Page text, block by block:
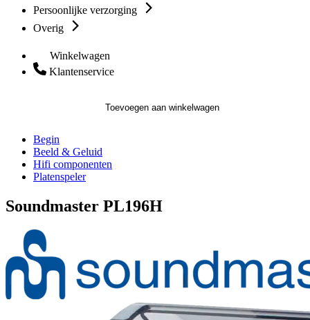
Persoonlijke verzorging
Overig
Winkelwagen
Klantenservice
Toevoegen aan winkelwagen
Begin
Beeld & Geluid
Hifi componenten
Platenspeler
Soundmaster PL196H